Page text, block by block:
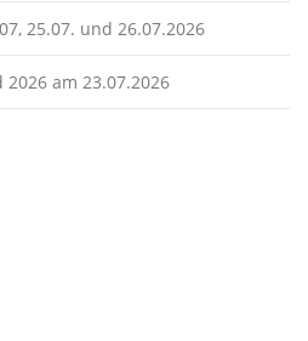
25.07. und 26.07.2026
am 23.07.2026